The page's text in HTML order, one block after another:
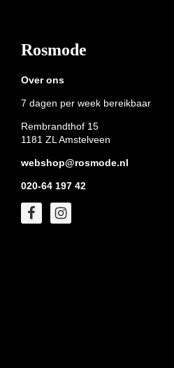
Footer
Rosmode
Over ons
7 dagen per week bereikbaar
Rembrandthof 15
1181 ZL Amstelveen
webshop@rosmode.nl
020-64 197 42